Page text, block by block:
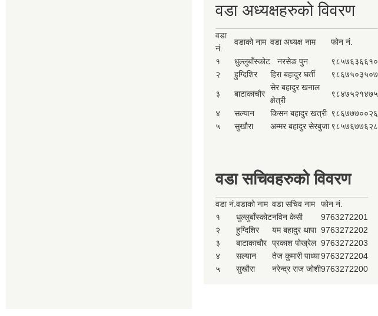
वडा अध्यक्षहरुको विवरण
वडा
नं.
वडाको नाम वडा अध्यक्ष नाम फोन नं.
१ धुल्लुबाँस्कोट नरसेङ पुन
९८५७६३६६१०
२
हुग्दिशिर हिरा बहादुर घर्ती ९८६७५०३५०७
३ बाटाकाचौर
सेर बहादुर खनाल
क्षेत्री
९८४७५२१४७५
४ सल्यान किसन बहादुर खत्री ९८६७७७००२६
५
सुखौरा अम्मर बहादुर सेरबुजा ९८५७६७७६२८
वडा सचिवहरुको विवरण
वडा नं. वडाको नाम वडा सचिव नाम
फोन नं.
१
धुल्लुबाँस्कोटनविन केसी
9763272201
२
हुग्दिशिर यम बहादुर थापा 9763272202
३
बाटाकाचौर प्रकाश पोख्रेल 9763272203
४
सल्यान तेज कुमारी पाध्या9763272204
५
सुखौरा नरेन्द्र राज जोशी9763272200